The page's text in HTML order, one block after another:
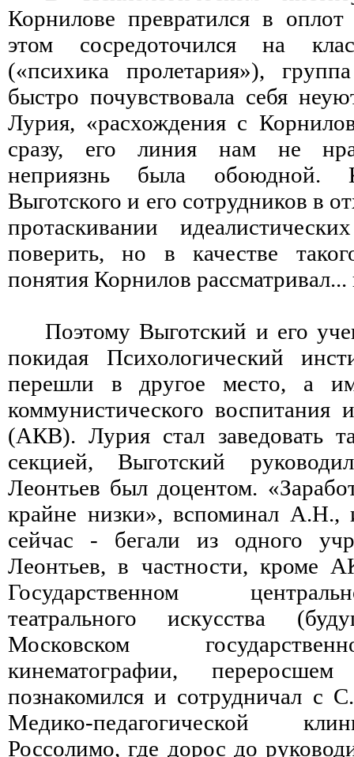
Корнилове превратился в
этом сосредоточился на
(«психика пролетария»),
быстро почувствовала себя
Лурия, «расхождения с
сразу, его линия нам не
неприязнь была обоюдной.
Выготского и его сотрудников в
протаскивании
поверить, но в качестве
понятия Корнилов
Поэтому Выготский и его
покидая Психологический
перешли в другое место, а
коммунистического
(АКВ). Лурия стал заведовать
секцией, Выготский
Леонтьев был доцентом.
крайне низки», вспоминал
сейчас - бегали из одного
Леонтьев, в частности, кроме
Государственном
театрального искусства
Московском
кинематографии,
познакомился и сотрудничал с
Медико-педагогической
Россолимо, где дорос до